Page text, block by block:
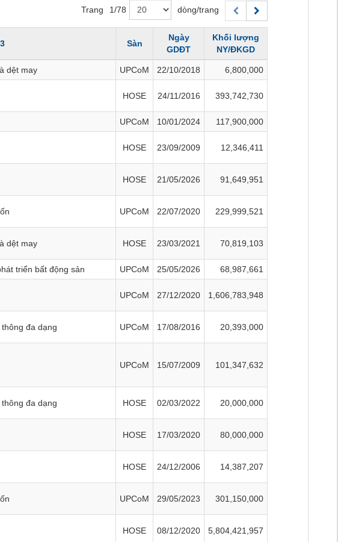
Trang 1/78 dòng/trang
Sàn
Ngày
GDĐT
Khối lượng
NY/ĐKGD
dệt may UPCoM 22/10/2018 6,800,000
HOSE 24/11/2016 393,742,730
UPCoM 10/01/2024 117,900,000
HOSE 23/09/2009 12,346,411
HOSE 21/05/2026 91,649,951
UPCoM 22/07/2020 229,999,521
dệt may HOSE 23/03/2021 70,819,103
triển bất động sản UPCoM 25/05/2026 68,987,661
UPCoM 27/12/2020 1,606,783,948
đa dạng UPCoM 17/08/2016 20,393,000
UPCoM 15/07/2009 101,347,632
đa dạng HOSE 02/03/2022 20,000,000
HOSE 17/03/2020 80,000,000
HOSE 24/12/2006 14,387,207
UPCoM 29/05/2023 301,150,000
HOSE 08/12/2020 5,804,421,957